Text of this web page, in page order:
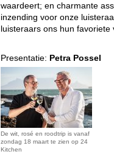
waardeert; en charmante
inzending voor onze
luisteraars ons hun
Presentatie: Petra Possel
De wit, rosé en roodtrip is vanaf
zondag 18 maart te zien op 24
Kitchen